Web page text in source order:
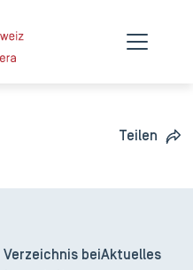
Teilen
bei Aktuelles